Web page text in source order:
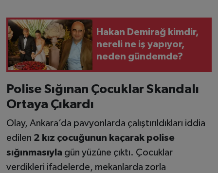
Hakan Demirağ kimdir,
nereli ne iş yapıyor,
neden gündemde?
Polise Sığınan Çocuklar Skandalı
Ortaya Çıkardı
Olay, Ankara’da pavyonlarda çalıştırıldıkları iddia
edilen 2 kız çocuğunun kaçarak polise
sığınmasıylagün yüzüne çıktı. Çocuklar
verdikleri ifadelerde, mekanlarda zorla